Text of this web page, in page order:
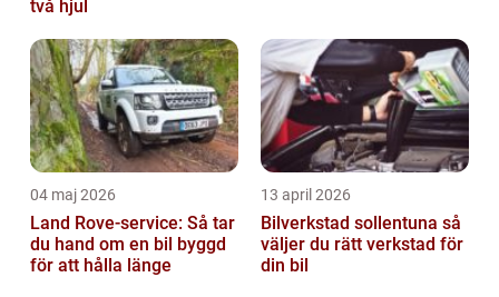
två hjul
04 maj 2026
Land Rove-service: Så tar
du hand om en bil byggd
för att hålla länge
13 april 2026
Bilverkstad sollentuna så
väljer du rätt verkstad för
din bil